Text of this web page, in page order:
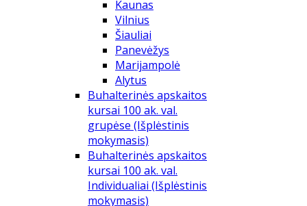
Kaunas
Vilnius
Šiauliai
Panevėžys
Marijampolė
Alytus
Buhalterinės apskaitos
kursai 100 ak. val.
grupėse (Išplėstinis
mokymasis)
Buhalterinės apskaitos
kursai 100 ak. val.
Individualiai (Išplėstinis
mokymasis)